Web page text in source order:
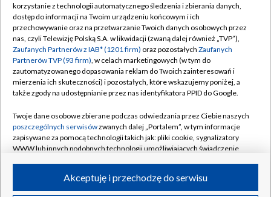
TVP
Abonament TVP
Emisja w TVP
Centrum informacji TVP
Naziemna Telewizja Cyfrowa
Rada Programowa
System NOS
Informacje o nadawcy
Program dla prasy
Regulamin TVP
Polityka prywatności
Moje zgody
Pomoc
Kontakt
Kanały
korzystanie z technologii automatycznego śledzenia i zbierania danych,
dostęp do informacji na Twoim urządzeniu końcowym i ich
przechowywanie oraz na przetwarzanie Twoich danych osobowych przez
nas, czyli Telewizję Polską S.A. w likwidacji (zwaną dalej również „TVP”),
Zaufanych Partnerów z IAB* (1201 firm) oraz pozostałych Zaufanych
Partnerów TVP (93 firm), w celach marketingowych (w tym do
zautomatyzowanego dopasowania reklam do Twoich zainteresowań i
mierzenia ich skuteczności) i pozostałych, które wskazujemy poniżej, a
także zgody na udostępnianie przez nas identyfikatora PPID do Google.
Twoje dane osobowe zbierane podczas odwiedzania przez Ciebie naszych
poszczególnych serwisówzwanych dalej „Portalem”, w tym informacje
zapisywane za pomocą technologii takich jak: pliki cookie, sygnalizatory
WWW lub innych podobnych technologii umożliwiających świadczenie
ruchu w Internecie.Akceptuję i przechodzę do serwisu